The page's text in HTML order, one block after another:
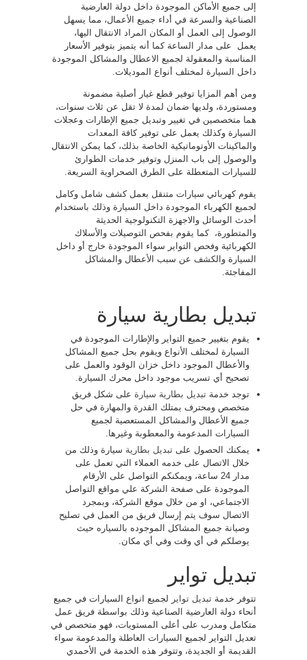
إلى جميع الأماكن الموجودة داخل دولة العارضية
الصناعية والسرعة في أداء جميع الأعمال، مما يسهل
الوصول إلى العمل أو المكان المراد الانتقال اليها،
يعمل على مدار الساعة كما أنه يتميز بتوفير الأسعار
المناسبة والمعقولة لجميع الاعطال والمشاكل الموجودة
داخل السيارة لمختلف أنواع الموديلات.
ومن أهم المزايا توفير قطع غيار أصلية مضمونة
ومستوردة، ولديها ضمان لمدة لا تقل عن ثلاث سنوات،
هما متخصصين في تغيير وتبديل جميع الإطارات وعجلات
السيارة وكذلك يعمل على توفير كافة المعدات
والماكينات الأوتوماتيكية الخاصة بذلك، كما يمكن الانتقال
والوصول إلى باب المنزل وتوفير خدمات الطوارئ
للسيارات المتعطلة على الطرق الصحراوية السريعة.
يقوم كهربائي سيارات متنقل بعمل كشف شامل وكامل
لجميع الكهرباء الموجودة داخل السيارة وذلك باستخدام
أحدث الوسائل والاجهزة التكنولوجية الحديثة
والمتطورة، كما يقوم بفحص التوصيلات والأسلاك
الكهربائية وفحص التواير سواء الموجودة خارج أو داخل
السيارة والكشف عن سبب الأعطال والمشاكل
المفاجئة.
تبديل بطارية سيارة
يقوم بتغيير جميع التواير والإطارات الموجودة في
السيارة لمختلف الأنواع ويقوم بحل جميع المشاكل
والأعطال الموجود داخل خزان الوقود والعمل على
تصحيح أي تسريب موجود داخل محرك السيارة.
توجد خدمة تبديل بطارية سيارة على شكل فريق
متخصص ومحترف يمتلك القدرة والمهارة في حل
جميع الأعطال والمشاكل المستعصية لجميع
السيارات المدعومة والمعطوبة وغيرها.
يمكنك الحصول على تبديل بطارية سيارة وذلك من
خلال الاتصال على خدمه العملاء التي تعمل على
مدار 24 ساعة، ويمكنكم التواصل على الأرقام
الموجودة على صفحة الشركة علي مواقع التواصل
الاجتماعي، او من خلال موقع الشركة، وبمجرد
الاتصال سوف يتم إرسال فريق من العمل في تصليح
وصيانة جميع المشاكل الموجوده بالسياره حيث
يوصلكم في أي وقت وفي أي مكان.
تبديل تواير
تتوفر خدمة تبديل تواير لجميع انواع السيارات في جميع
أنحاء دولة العارضية الصناعية وذلك بواسطة فريق عمل
متكامل ومدرب على أعلى المستويات، فهو متخصص في
تعديل التواير لجميع السيارات العاطلة والمدعومة سواء
القديمة أو الجديدة، وتتوفر هذه الخدمة في الأحمدي